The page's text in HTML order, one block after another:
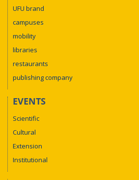
UFU brand
campuses
mobility
libraries
restaurants
publishing company
EVENTS
Scientific
Cultural
Extension
Institutional